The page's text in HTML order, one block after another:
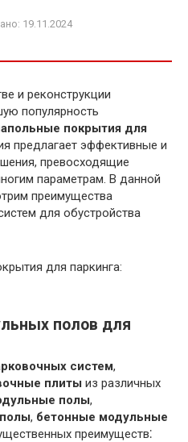
19.11.2024
и реконструкции
популярность
покрытия для
предлагает эффективные и
превосходящие
параметрам. В данной
преимущества
для обустройства
полов для
систем,
плиты из различных
полы,
, бетонные модульные
преимуществ⁚